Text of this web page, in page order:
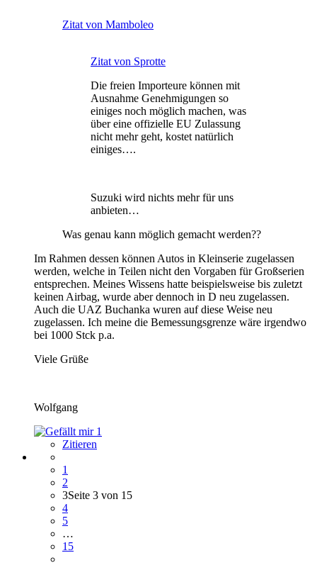
Zitat von Mamboleo
Zitat von Sprotte
Die freien Importeure können mit
Ausnahme Genehmigungen so
einiges noch möglich machen, was
über eine offizielle EU Zulassung
nicht mehr geht, kostet natürlich
einiges….
Suzuki wird nichts mehr für uns
anbieten…
Was genau kann möglich gemacht werden??
Im Rahmen dessen können Autos in Kleinserie zugelassen
werden, welche in Teilen nicht den Vorgaben für Großserien
entsprechen. Meines Wissens hatte beispielsweise bis zuletzt
keinen Airbag, wurde aber dennoch in D neu zugelassen.
Auch die UAZ Buchanka wuren auf diese Weise neu
zugelassen. Ich meine die Bemessungsgrenze wäre irgendwo
bei 1000 Stck p.a.
Viele Grüße
Wolfgang
1
Zitieren
1
2
3Seite 3 von 15
4
5
…
15